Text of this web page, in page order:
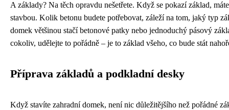
A základy? Na těch opravdu nešetřete. Když se pokazí základ,
stavbou. Kolik betonu budete potřebovat, záleží na tom, jaký typ
domek většinou stačí betonové patky nebo jednoduchý pásový
cokoliv, udělejte to pořádně – je to základ všeho, co bude stát
Příprava základů a podkladní desky
Když stavíte zahradní domek, není nic důležitějšího než pořádné